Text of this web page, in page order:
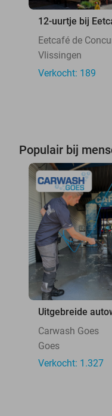
12-uurtje bij
Eetcafé de
Vlissingen
Verkocht: 189
Populair bij
Uitgebreide
Carwash Goes
Goes
Verkocht: 1.327